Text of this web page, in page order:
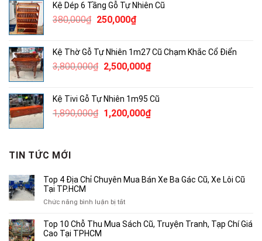
4,600,000₫.là:
Kệ Dép 6 Tầng Gỗ Tự Nhiên Cũ
380,000₫ Giá
380,000₫.
250,000₫Giá
là:
250,000₫.
Kệ Thờ Gỗ Tự Nhiên 1m27 Cũ Chạm Khắc Cổ Điển
3,800,000₫ Giá
3,800,000₫.
2,500,000₫Giá
là:
2,500,000₫.
Kệ Tivi Gỗ Tự Nhiên 1m95 Cũ
1,890,000₫ Giá
1,200,000₫Giá
TIN TỨC MỚI
Top 4 Địa Chỉ Chuyên Mua Bán Xe Ba Gác Cũ, Xe Lôi Cũ
Tại TP.HCM
Chức năng bình luận bị tắtở
4
Top 10 Chỗ Thu Mua Sách Cũ, Truyện Tranh, Tạp Chí Giá
Cao Tại TPHCM